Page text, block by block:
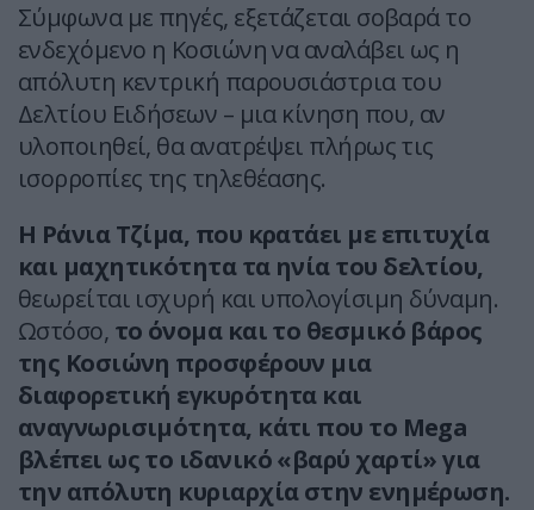
Σύμφωνα με πηγές, εξετάζεται σοβαρά το
ενδεχόμενο η Κοσιώνη να αναλάβει ως η
απόλυτη κεντρική παρουσιάστρια του
Δελτίου Ειδήσεων – μια κίνηση που, αν
υλοποιηθεί, θα ανατρέψει πλήρως τις
ισορροπίες της τηλεθέασης.
Η Ράνια Τζίμα, που κρατάει με επιτυχία
και μαχητικότητα τα ηνία του δελτίου,
θεωρείται ισχυρή και υπολογίσιμη δύναμη.
Ωστόσο, το όνομα και το θεσμικό βάρος
της Κοσιώνη προσφέρουν μια
διαφορετική εγκυρότητα και
αναγνωρισιμότητα, κάτι που το Mega
βλέπει ως το ιδανικό «βαρύ χαρτί» για
την απόλυτη κυριαρχία στην ενημέρωση.